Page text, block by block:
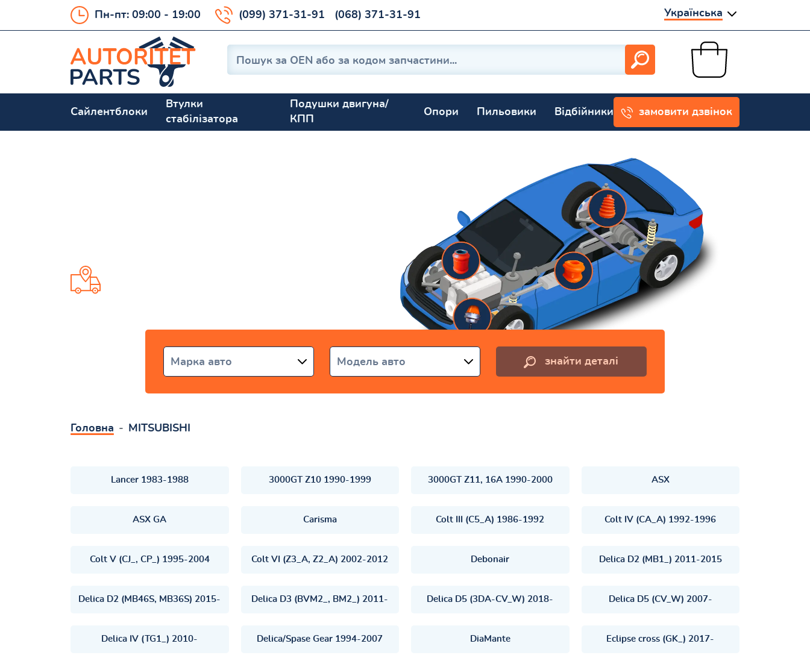
Пн-пт: 09:00 - 19:00 (099) 371-31-91 (068) 371-31-91 Українська
Сайлентблоки
Втулки
стабілізатора
Подушки двигуна/
КПП
Опори Пильовики Відбійники замовити дзвінок
Марка авто Модель авто знайти деталі
Головна MITSUBISHI
Lancer 1983-1988 3000GT Z10 1990-1999 3000GT Z11, 16A 1990-2000 ASX
ASX GA Carisma Colt III (C5_A) 1986-1992 Colt IV (CA_A) 1992-1996
Colt V (CJ_, CP_) 1995-2004 Colt VI (Z3_A, Z2_A) 2002-2012 Debonair Delica D2 (MB1_) 2011-2015
Delica D2 (MB46S, MB36S) 2015- Delica D3 (BVM2_, BM2_) 2011- Delica D5 (3DA-CV_W) 2018- Delica D5 (CV_W) 2007-
Delica IV (TG1_) 2010- Delica/Spase Gear 1994-2007 DiaMante Eclipse cross (GK_) 2017-